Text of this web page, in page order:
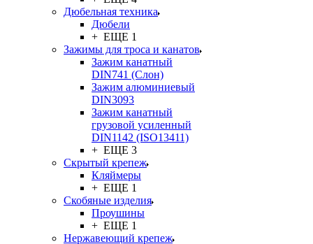
Дюбельная техника
Дюбели
+ ЕЩЕ 1
Зажимы для троса и канатов
Зажим канатный
DIN741 (Cлон)
Зажим алюминиевый
DIN3093
Зажим канатный
грузовой усиленный
DIN1142 (ISO13411)
+ ЕЩЕ 3
Скрытый крепеж
Кляймеры
+ ЕЩЕ 1
Скобяные изделия
Проушины
+ ЕЩЕ 1
Нержавеющий крепеж